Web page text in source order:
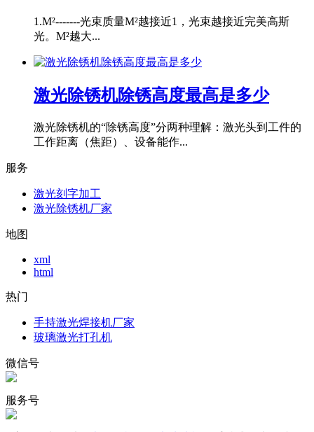
1.M²-------光束质量M²越接近1，光束越接近完美高斯
光。M²越大...
激光除锈机除锈高度最高是多少
激光除锈机的“除锈高度”分两种理解：激光头到工件的
工作距离（焦距）、设备能作...
服务
激光刻字加工
激光除锈机厂家
地图
xml
html
热门
手持激光焊接机厂家
玻璃激光打孔机
微信号
服务号